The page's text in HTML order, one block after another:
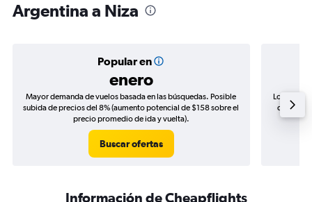
Argentina a Niza
Popular en
enero
Mayor demanda de vuelos basada en las búsquedas. Posible
subida de precios del 8% (aumento potencial de $158 sobre el
precio promedio de ida y vuelta).
Buscar ofertas
Los
de
Información de Cheapflights